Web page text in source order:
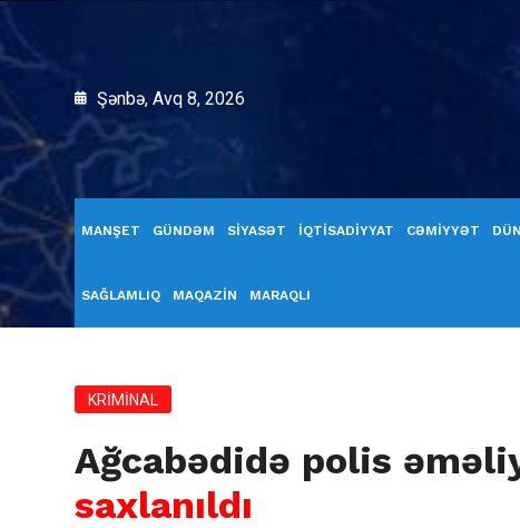
Şənbə, Avq 8, 2026
MANŞET GÜNDƏM SİYASƏT İQTİSADİYYAT CƏMİYYƏT
SAĞLAMLIQ MAQAZİN MARAQLI
KRİMİNAL
Ağcabədidə polis
saxlanıldı